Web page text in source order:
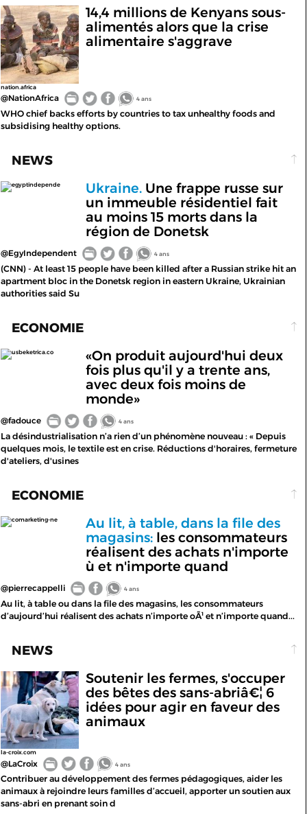
nation.africa
14,4 millions de Kenyans sous-
alimentés alors que la crise
alimentaire s'aggrave
@NationAfrica 4 ans
WHO chief backs efforts by countries to tax unhealthy foods and
subsidising healthy options.
NEWS
egyptindepende Ukraine.Une frappe russe sur
un immeuble résidentiel fait
au moins 15 morts dans la
région de Donetsk
@EgyIndependent 4 ans
(CNN) - At least 15 people have been killed after a Russian strike hit an
apartment bloc in the Donetsk region in eastern Ukraine, Ukrainian
authorities said Su
ECONOMIE
usbeketrica.co
«On produit aujourd'hui deux
fois plus qu'il y a trente ans,
avec deux fois moins de
monde»
@fadouce 4 ans
La désindustrialisation n’a rien d’un phénomène nouveau : « Depuis
quelques mois, le textile est en crise. Réductions d'horaires, fermeture
d'ateliers, d'usines
ECONOMIE
comarketing-ne
Au lit, à table, dans la file des
magasins:les consommateurs
réalisent des achats n'importe
ù et n'importe quand
@pierrecappelli 4 ans
Au lit, à table ou dans la file des magasins, les consommateurs
d’aujourd’hui réalisent des achats n’importe oÃ¹ et n’importe quand...
NEWS
la-croix.com
Soutenir les fermes, s'occuper
des bêtes des sans-abriâ€¦ 6
idées pour agir en faveur des
animaux
@LaCroix 4 ans
Contribuer au développement des fermes pédagogiques, aider les
animaux à rejoindre leurs familles d’accueil, apporter un soutien aux
sans-abri en prenant soin d